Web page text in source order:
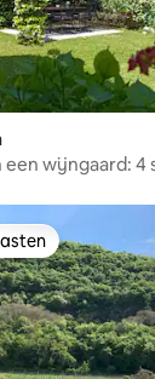
een wijngaard: 4